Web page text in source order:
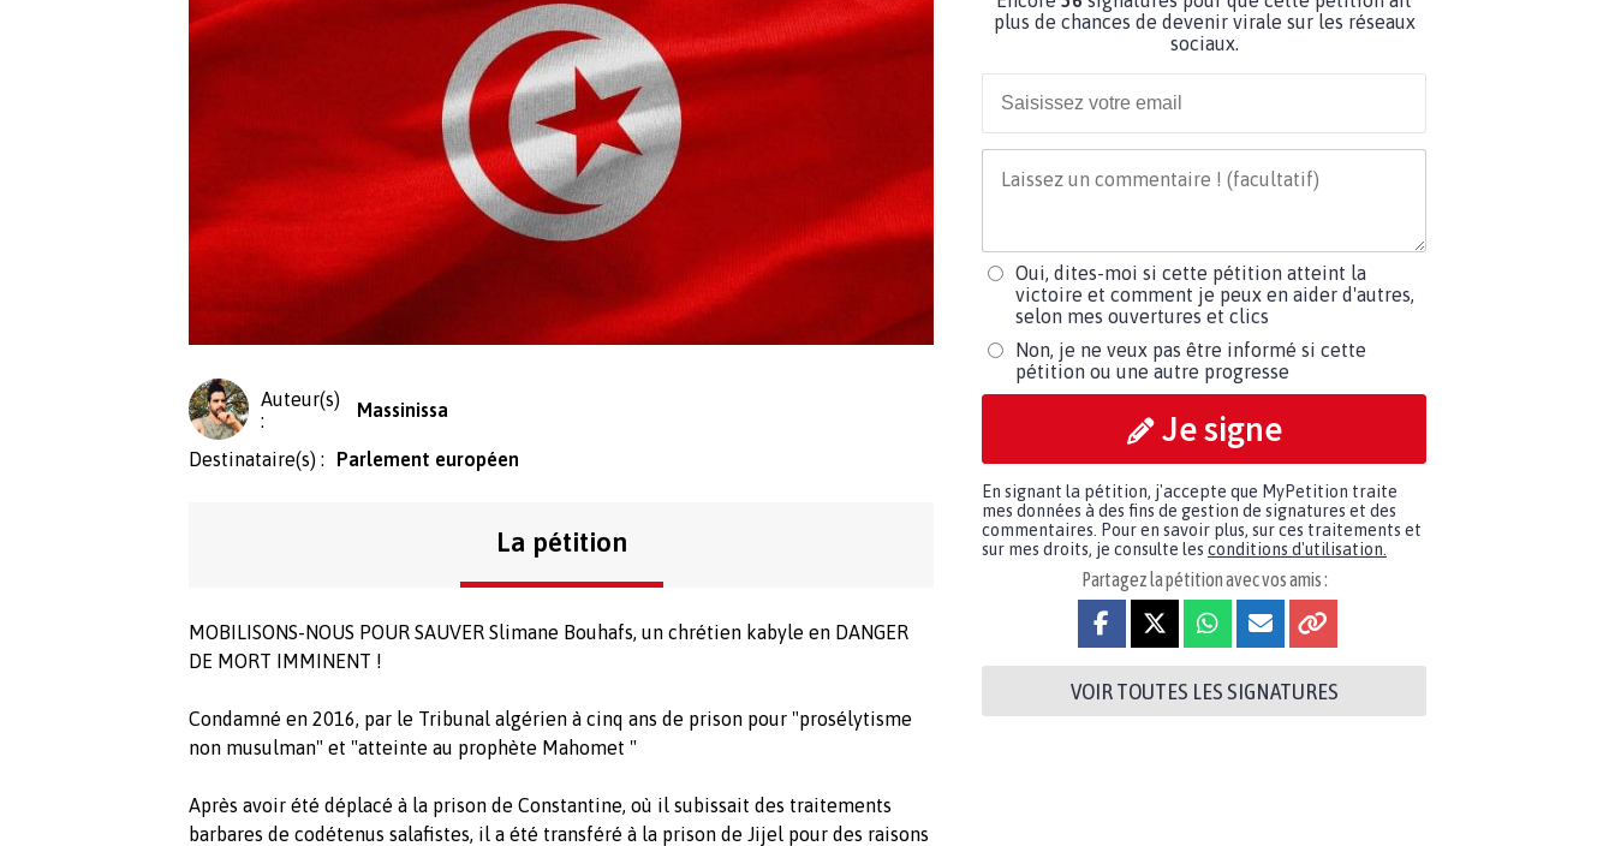
Auteur(s)
:
Massinissa
Destinataire(s) : Parlement européen
La pétition
MOBILISONS-NOUS POUR SAUVER Slimane Bouhafs, un chrétien kabyle en DANGER
DE MORT IMMINENT !
Condamné en 2016, par le Tribunal algérien à cinq ans de prison pour "prosélytisme
non musulman" et "atteinte au prophète Mahomet "
Après avoir été déplacé à la prison de Constantine, où il subissait des traitements
barbares de codétenus salafistes, il a été transféré à la prison de Jijel pour des raisons
plus de chances de devenir virale sur les réseaux
sociaux.
Oui, dites-moi si cette pétition atteint la
victoire et comment je peux en aider d'autres,
selon mes ouvertures et clics
Non, je ne veux pas être informé si cette
pétition ou une autre progresse
Je signe
En signant la pétition, j'accepte que MyPetition traite
mes données à des fins de gestion de signatures et des
commentaires. Pour en savoir plus, sur ces traitements et
sur mes droits, je consulte les conditions d'utilisation.
Partagez la pétition avec vos amis :
VOIR TOUTES LES SIGNATURES